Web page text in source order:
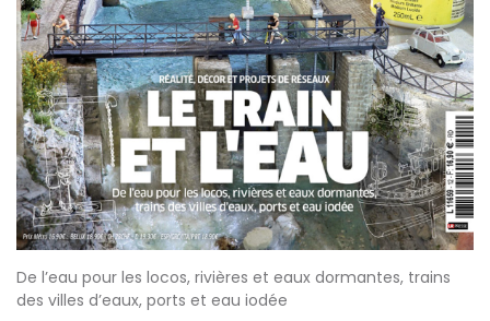
De l’eau pour les locos, rivières et eaux dormantes, trains
des villes d’eaux, ports et eau iodée